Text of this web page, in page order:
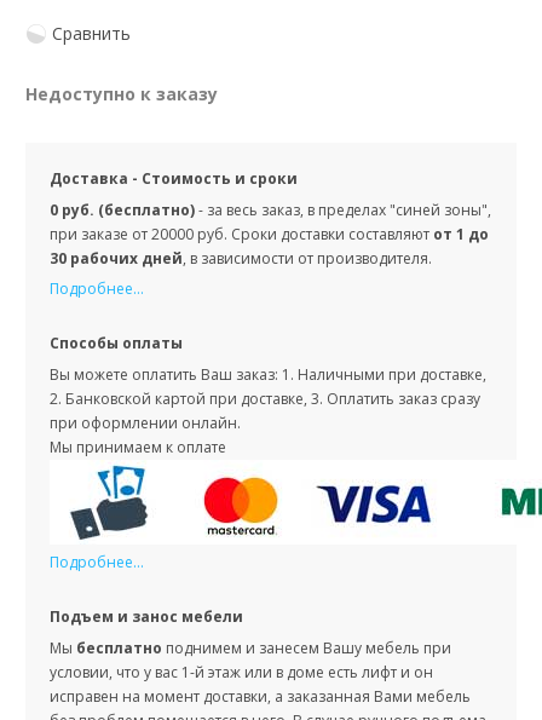
Сравнить
Недоступно к заказу
Доставка - Стоимость и сроки
0 руб. (бесплатно)- за весь заказ, в пределах "синей зоны",
при заказе от 20000 руб. Сроки доставки составляют от 1 до
30 рабочих дней, в зависимости от производителя.
Подробнее...
Способы оплаты
Вы можете оплатить Ваш заказ: 1. Наличными при доставке,
2. Банковской картой при доставке, 3. Оплатить заказ сразу
при оформлении онлайн.
Мы принимаем к оплате
Подробнее...
Подъем и занос мебели
Мы бесплатно поднимем и занесем Вашу мебель при
условии, что у вас 1-й этаж или в доме есть лифт и он
исправен на момент доставки, а заказанная Вами мебель